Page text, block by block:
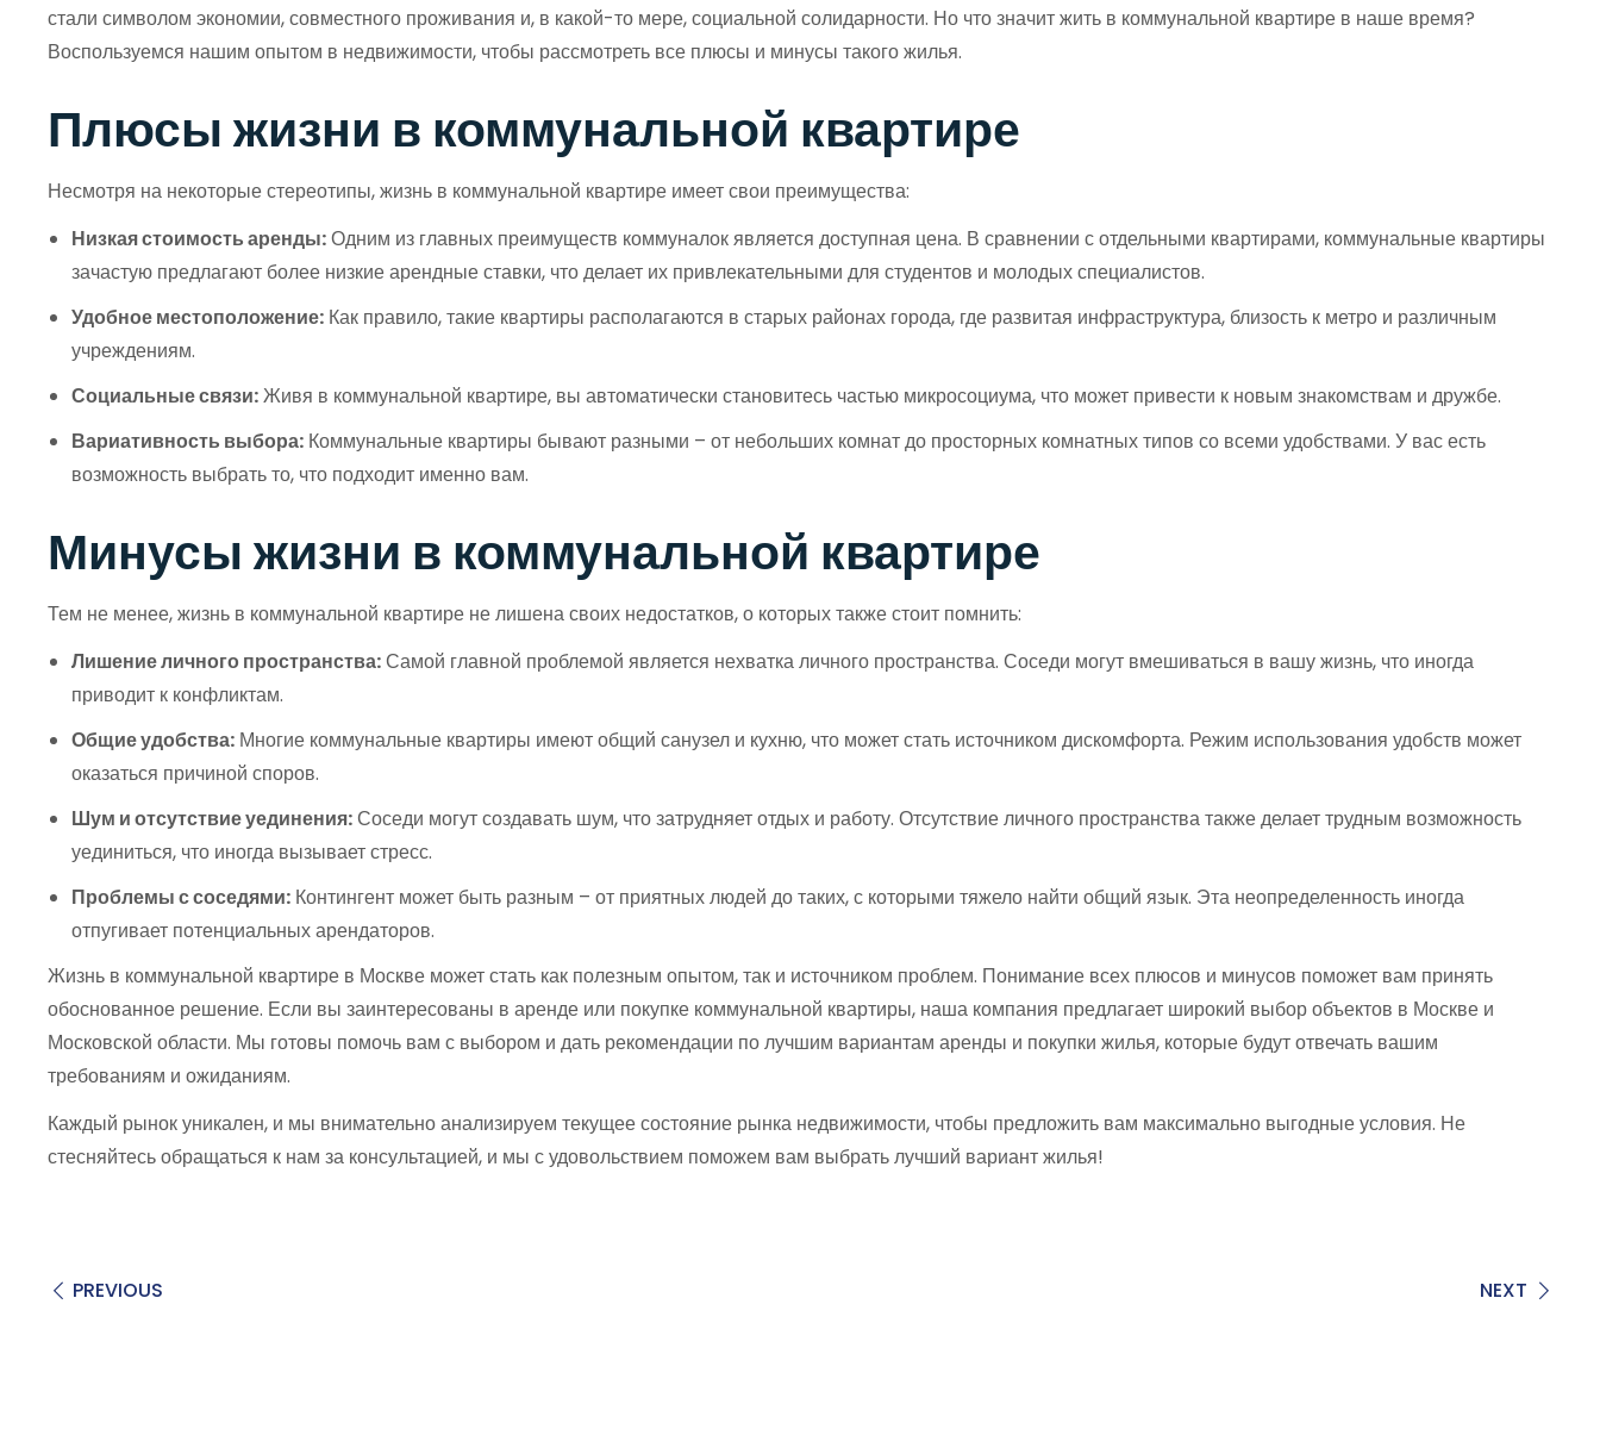
стали символом экономии, совместного проживания и, в какой-то мере, социальной солидарности. Но что значит жить в коммунальной квартире в наше время?
Воспользуемся нашим опытом в недвижимости, чтобы рассмотреть все плюсы и минусы такого жилья.
Плюсы жизни в коммунальной квартире
Несмотря на некоторые стереотипы, жизнь в коммунальной квартире имеет свои преимущества:
Низкая стоимость аренды:Одним из главных преимуществ коммуналок является доступная цена. В сравнении с отдельными квартирами, коммунальные квартиры
зачастую предлагают более низкие арендные ставки, что делает их привлекательными для студентов и молодых специалистов.
Удобное местоположение: Как правило, такие квартиры располагаются в старых районах города, где развитая инфраструктура, близость к метро и различным
учреждениям.
Социальные связи:Живя в коммунальной квартире, вы автоматически становитесь частью микросоциума, что может привести к новым знакомствам и дружбе.
Вариативность выбора: Коммунальные квартиры бывают разными – от небольших комнат до просторных комнатных типов со всеми удобствами. У вас есть
возможность выбрать то, что подходит именно вам.
Минусы жизни в коммунальной квартире
Тем не менее, жизнь в коммунальной квартире не лишена своих недостатков, о которых также стоит помнить:
Лишение личного пространства:Самой главной проблемой является нехватка личного пространства. Соседи могут вмешиваться в вашу жизнь, что иногда
приводит к конфликтам.
Общие удобства: Многие коммунальные квартиры имеют общий санузел и кухню, что может стать источником дискомфорта. Режим использования удобств может
оказаться причиной споров.
Шум и отсутствие уединения:Соседи могут создавать шум, что затрудняет отдых и работу. Отсутствие личного пространства также делает трудным возможность
уединиться, что иногда вызывает стресс.
Проблемы с соседями: Контингент может быть разным – от приятных людей до таких, с которыми тяжело найти общий язык. Эта неопределенность иногда
отпугивает потенциальных арендаторов.
Жизнь в коммунальной квартире в Москве может стать как полезным опытом, так и источником проблем. Понимание всех плюсов и минусов поможет вам принять
обоснованное решение. Если вы заинтересованы в аренде или покупке коммунальной квартиры, наша компания предлагает широкий выбор объектов в Москве и
Московской области. Мы готовы помочь вам с выбором и дать рекомендации по лучшим вариантам аренды и покупки жилья, которые будут отвечать вашим
требованиям и ожиданиям.
Каждый рынок уникален, и мы внимательно анализируем текущее состояние рынка недвижимости, чтобы предложить вам максимально выгодные условия. Не
стесняйтесь обращаться к нам за консультацией, и мы с удовольствием поможем вам выбрать лучший вариант жилья!
PREVIOUS NEXT